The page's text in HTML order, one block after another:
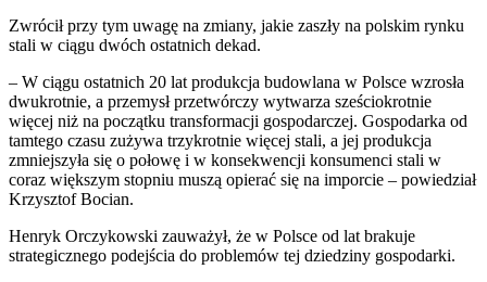
Zwrócił przy tym uwagę na zmiany, jakie zaszły na polskim rynku
stali w ciągu dwóch ostatnich dekad.
– W ciągu ostatnich 20 lat produkcja budowlana w Polsce wzrosła
dwukrotnie, a przemysł przetwórczy wytwarza sześciokrotnie
więcej niż na początku transformacji gospodarczej. Gospodarka od
tamtego czasu zużywa trzykrotnie więcej stali, a jej produkcja
zmniejszyła się o połowę i w konsekwencji konsumenci stali w
coraz większym stopniu muszą opierać się na imporcie – powiedział
Krzysztof Bocian.
Henryk Orczykowski zauważył, że w Polsce od lat brakuje
strategicznego podejścia do problemów tej dziedziny gospodarki.